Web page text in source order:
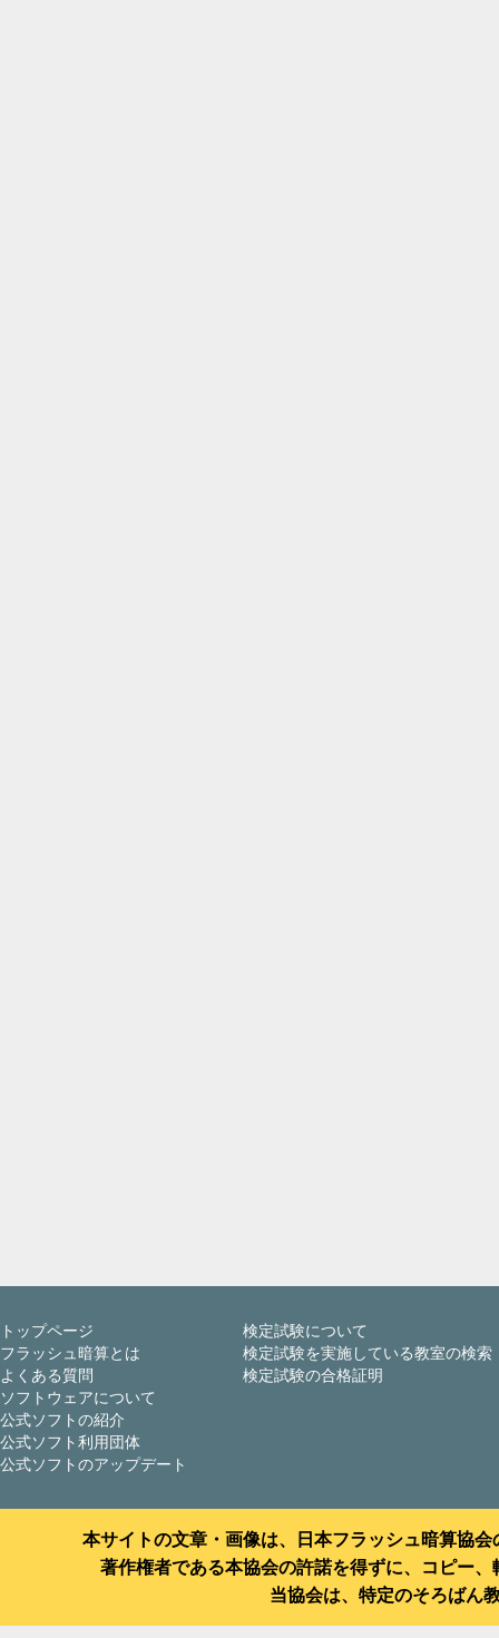
トップページ
フラッシュ暗算とは
よくある質問
ソフトウェアについて
公式ソフトの紹介
公式ソフト利用団体
公式ソフトのアップデート
検定試験について
検定試験を実施している教室の検索
検定試験の合格証明
本サイトの文章・画像は、日本フラッシュ暗算協
著作権者である本協会の許諾を得ずに、コピー
当協会は、特定のそろばん